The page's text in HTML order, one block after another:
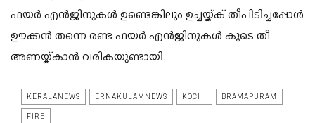
ഫയർ എൻജിനുകൾ ഉണ്ടെങ്കിലും ഉച്ചയ്ക്ക് തീപിടിച്ചപ്പോൾ
ഊക്കൻ തന്നെ രണ്ട ഫയർ എൻജിനുകൾ കൂടെ തീ
അണയ്ക്കാൻ വരികയുണ്ടായി.
KERALANEWS ERNAKULAMNEWS KOCHI BRAMAPURAM
FIRE